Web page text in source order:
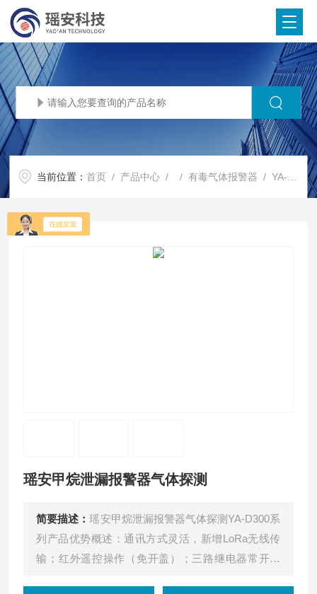
当前位置：首页 / 产品中心 / /有毒气体报警器 / YA-D300瑶安甲烷泄漏报警器气体探测
瑶安甲烷泄漏报警器气体探测
简要描述：瑶安甲烷泄漏报警器气体探测YA-D300系
列产品优势概述：通讯方式灵活，新增LoRa无线传
输；红外遥控操作（免开盖）；三路继电器常开输